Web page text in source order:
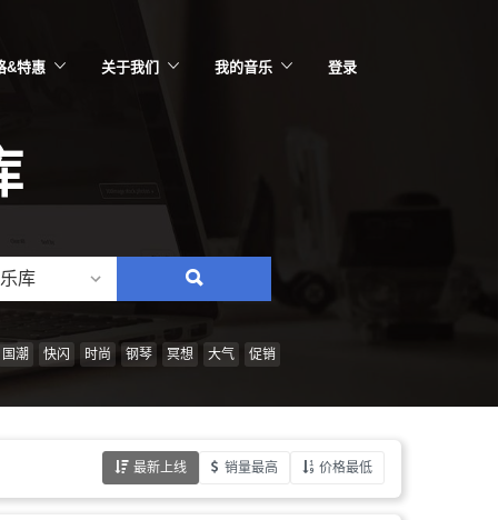
&特惠 关于我们 我的音乐 登录
库
搜
情
风
乐
国潮 快闪 时尚 钢琴 冥想 大气 促销
最新上线 销量最高 价格最低